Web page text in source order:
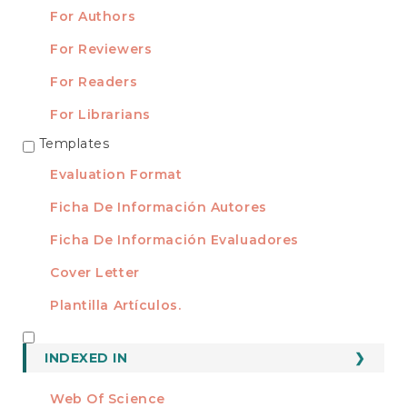
For Authors
For Reviewers
For Readers
For Librarians
TEMPLATES
Templates
Evaluation Format
Ficha De Información Autores
Ficha De Información Evaluadores
Cover Letter
Plantilla Artículos.
INDEXED IN
Web Of Science